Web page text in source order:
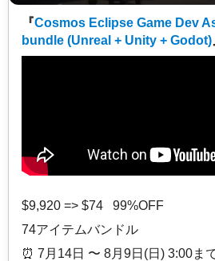
『Cosmos Eclipse Game Dev
bundle (Unreal + Unity + Godot)
$9,920 => $74 99%OFF
74アイテムバンドル
⏰️ 7月14日 〜 8月9日(日) 3:00ま